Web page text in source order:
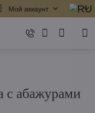
Мой аккаунт
с абажурами